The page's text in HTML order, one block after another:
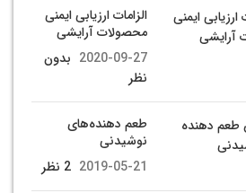
الزامات ارزیابی ایمنی
محصولات آرایشی
2020-09-27 بدون
نظر
طعم دهنده‌های
نوشیدنی
2019-05-21 2 نظر